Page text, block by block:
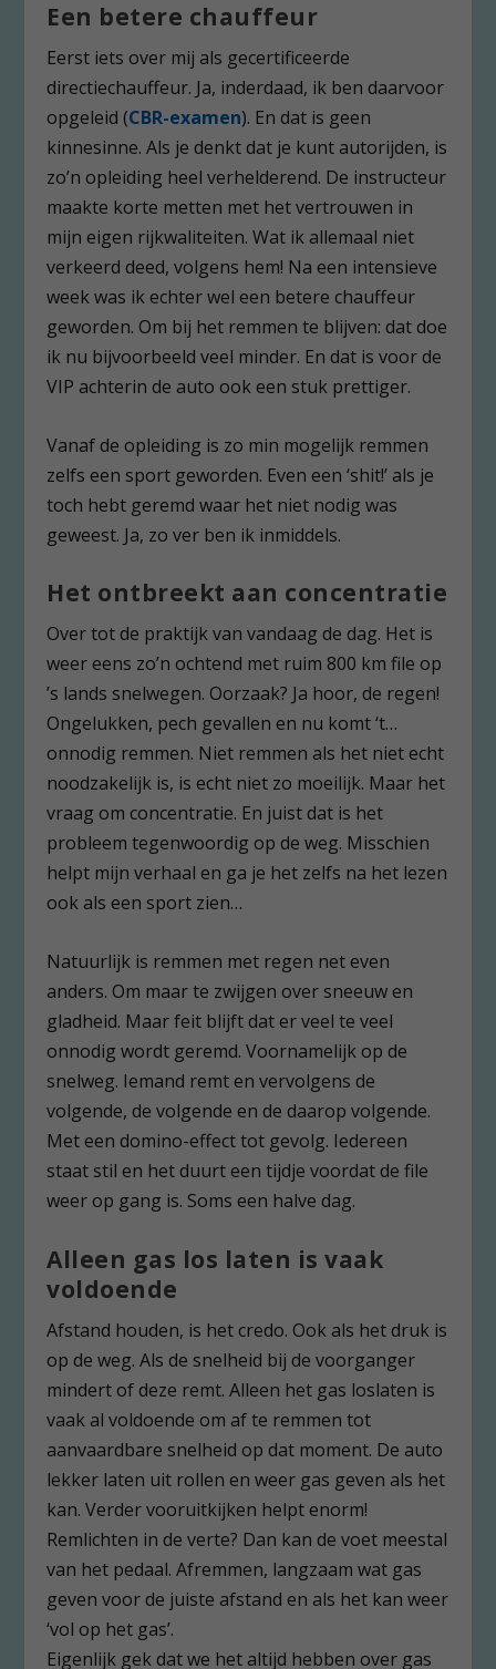
Een betere chauffeur
Eerst iets over mij als gecertificeerde
directiechauffeur. Ja, inderdaad, ik ben daarvoor
opgeleid (CBR-examen). En dat is geen
kinnesinne. Als je denkt dat je kunt autorijden, is
zo’n opleiding heel verhelderend. De instructeur
maakte korte metten met het vertrouwen in
mijn eigen rijkwaliteiten. Wat ik allemaal niet
verkeerd deed, volgens hem! Na een intensieve
week was ik echter wel een betere chauffeur
geworden. Om bij het remmen te blijven: dat doe
ik nu bijvoorbeeld veel minder. En dat is voor de
VIP achterin de auto ook een stuk prettiger.
Vanaf de opleiding is zo min mogelijk remmen
zelfs een sport geworden. Even een ‘shit!’ als je
toch hebt geremd waar het niet nodig was
geweest. Ja, zo ver ben ik inmiddels.
Het ontbreekt aan concentratie
Over tot de praktijk van vandaag de dag. Het is
weer eens zo’n ochtend met ruim 800 km file op
’s lands snelwegen. Oorzaak? Ja hoor, de regen!
Ongelukken, pech gevallen en nu komt ‘t…
onnodig remmen. Niet remmen als het niet echt
noodzakelijk is, is echt niet zo moeilijk. Maar het
vraag om concentratie. En juist dat is het
probleem tegenwoordig op de weg. Misschien
helpt mijn verhaal en ga je het zelfs na het lezen
ook als een sport zien…
Natuurlijk is remmen met regen net even
anders. Om maar te zwijgen over sneeuw en
gladheid. Maar feit blijft dat er veel te veel
onnodig wordt geremd. Voornamelijk op de
snelweg. Iemand remt en vervolgens de
volgende, de volgende en de daarop volgende.
Met een domino-effect tot gevolg. Iedereen
staat stil en het duurt een tijdje voordat de file
weer op gang is. Soms een halve dag.
Alleen gas los laten is vaak
voldoende
Afstand houden, is het credo. Ook als het druk is
op de weg. Als de snelheid bij de voorganger
mindert of deze remt. Alleen het gas loslaten is
vaak al voldoende om af te remmen tot
aanvaardbare snelheid op dat moment. De auto
lekker laten uit rollen en weer gas geven als het
kan. Verder vooruitkijken helpt enorm!
Remlichten in de verte? Dan kan de voet meestal
van het pedaal. Afremmen, langzaam wat gas
geven voor de juiste afstand en als het kan weer
‘vol op het gas’.
Eigenlijk gek dat we het altijd hebben over gas